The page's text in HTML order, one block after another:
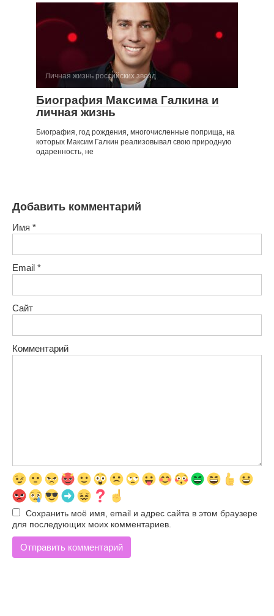
Личная жизнь российских звезд
Биография Максима Галкина и
личная жизнь
Биография, год рождения, многочисленные поприща, на
которых Максим Галкин реализовывал свою природную
одаренность, не
Добавить комментарий
Имя *
Email *
Сайт
Комментарий
Сохранить моё имя, email и адрес сайта в этом браузере
для последующих моих комментариев.